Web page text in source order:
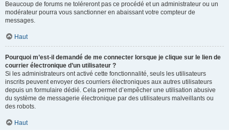
Beaucoup de forums ne toléreront pas ce procédé et un administrateur ou un
modérateur pourra vous sanctionner en abaissant votre compteur de
messages.
Haut
Pourquoi m’est-il demandé de me connecter lorsque je clique sur le lien de
courrier électronique d’un utilisateur ?
Si les administrateurs ont activé cette fonctionnalité, seuls les utilisateurs
inscrits peuvent envoyer des courriers électroniques aux autres utilisateurs
depuis un formulaire dédié. Cela permet d’empêcher une utilisation abusive
du système de messagerie électronique par des utilisateurs malveillants ou
des robots.
Haut